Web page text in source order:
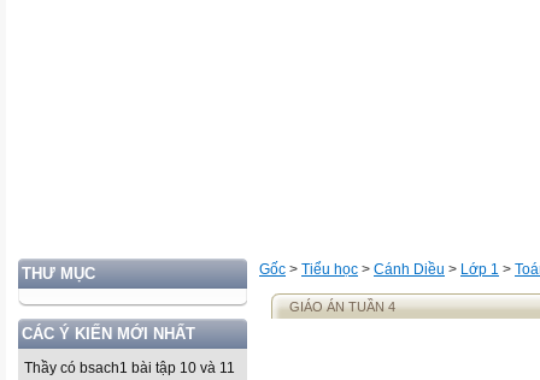
THƯ MỤC
CÁC Ý KIẾN MỚI NHẤT
Thầy có bsach1 bài tập 10 và 11
Gốc > Tiểu học > Cánh Diều > Lớp 1 >
GIÁO ÁN TUẦN 4